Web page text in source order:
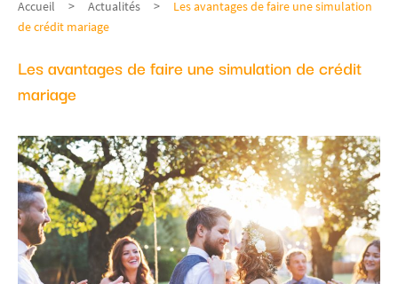
Accueil Actualités
Les avantages de faire une simulation
de crédit mariage
Les avantages de faire une simulation de crédit
mariage